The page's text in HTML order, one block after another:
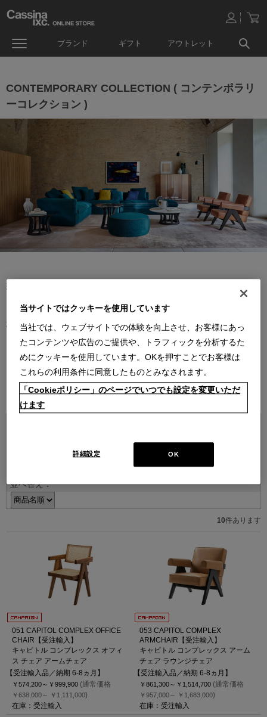
ブランド ギフト アウトレット
CONTEMPORARY COLLECTION ( コンテンポラリ
ーコレクション )
現代を代表する建築家やデザイナーとのコラボレーションによるコ
デザイナーの創造性はもとより、そのデザインを支える職人技や素
材のクオリティがなければ、決して実現しないラインナップです。
デザイナー紹介を見る
ITEMS
並べ替え：
10件あります
051 CAPITOL COMPLEX OFFICE
CHAIR【受注輸入】
キャピトル コンプレックス オフィ
ス チェア アームチェア
【受注輸入品／納期 6-8ヵ月】
￥574,200～ ￥999,900 (通常価格
￥638,000～ ￥1,111,000)
在庫：受注輸入
053 CAPITOL COMPLEX
ARMCHAIR【受注輸入】
キャピトル コンプレックス アーム
チェア ラウンジチェア
【受注輸入品／納期 6-8ヵ月】
￥861,300～ ￥1,514,700 (通常価格
￥957,000～ ￥1,683,000)
在庫：受注輸入
当サイトではクッキーを使用しています
当社では、ウェブサイトでの体験を向上させ、お客様にあっ
たコンテンツや広告のご提供や、トラフィックを分析するた
めにクッキーを使用しています。OKを押すことでお客様は
これらの利用条件に同意したものとみなされます。
「Cookieポリシー」のページでいつでも設定を変更いただ
けます
OK
詳細設定